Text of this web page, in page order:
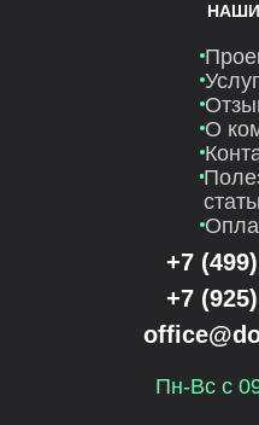
О
+7
+7
Пн-Вс с